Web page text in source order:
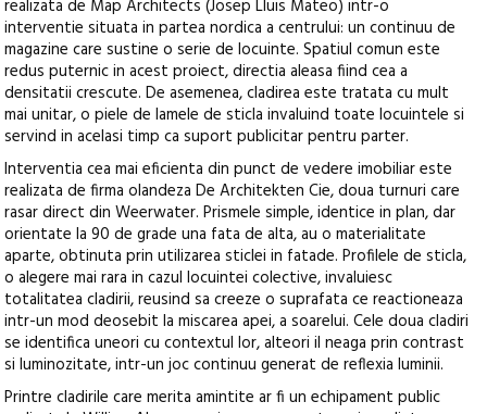
realizata de Map Architects (Josep Lluis Mateo) intr-o
interventie situata in partea nordica a centrului: un continuu de
magazine care sustine o serie de locuinte. Spatiul comun este
redus puternic in acest proiect, directia aleasa fiind cea a
densitatii crescute. De asemenea, cladirea este tratata cu mult
mai unitar, o piele de lamele de sticla invaluind toate locuintele si
servind in acelasi timp ca suport publicitar pentru parter.
Interventia cea mai eficienta din punct de vedere imobiliar este
realizata de firma olandeza De Architekten Cie, doua turnuri care
rasar direct din Weerwater. Prismele simple, identice in plan, dar
orientate la 90 de grade una fata de alta, au o materialitate
aparte, obtinuta prin utilizarea sticlei in fatade. Profilele de sticla,
o alegere mai rara in cazul locuintei colective, invaluiesc
totalitatea cladirii, reusind sa creeze o suprafata ce reactioneaza
intr-un mod deosebit la miscarea apei, a soarelui. Cele doua cladiri
se identifica uneori cu contextul lor, alteori il neaga prin contrast
si luminozitate, intr-un joc continuu generat de reflexia luminii.
Printre cladirile care merita amintite ar fi un echipament public